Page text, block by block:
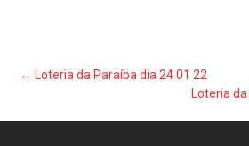
Post
←
Loteria da Paraíba dia 24 01 22
Loteria